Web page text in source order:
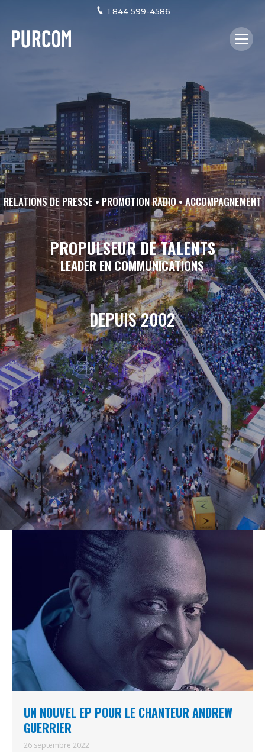
1 844 599-4586
RELATIONS DE PRESSE • PROMOTION RADIO • ACCOMPAGNEMENT
PROPULSEUR DE TALENTS
LEADER EN COMMUNICATIONS
DEPUIS 2002
UN NOUVEL EP POUR LE CHANTEUR ANDREW
GUERRIER
26 septembre 2022